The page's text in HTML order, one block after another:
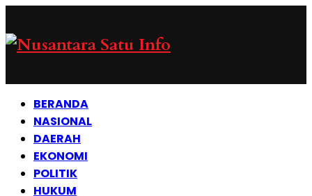
BERANDA
NASIONAL
DAERAH
EKONOMI
POLITIK
HUKUM